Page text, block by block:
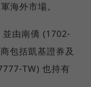
海外市場。
由南僑 (1702-
包括凱基證券及
TW) 也持有